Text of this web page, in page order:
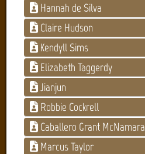
Hannah de Silva
Claire Hudson
Kendyll Sims
Elizabeth Taggerdy
Jianjun
Robbie Cockrell
Caballero Grant McNamara
Marcus Taylor